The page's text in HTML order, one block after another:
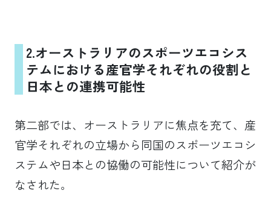
2.オーストラリアのスポーツエコシス
テムにおける産官学それぞれの役割と
日本との連携可能性
第二部では、オーストラリアに焦点を充て、産
官学それぞれの立場から同国のスポーツエコシ
ステムや日本との協働の可能性について紹介が
なされた。